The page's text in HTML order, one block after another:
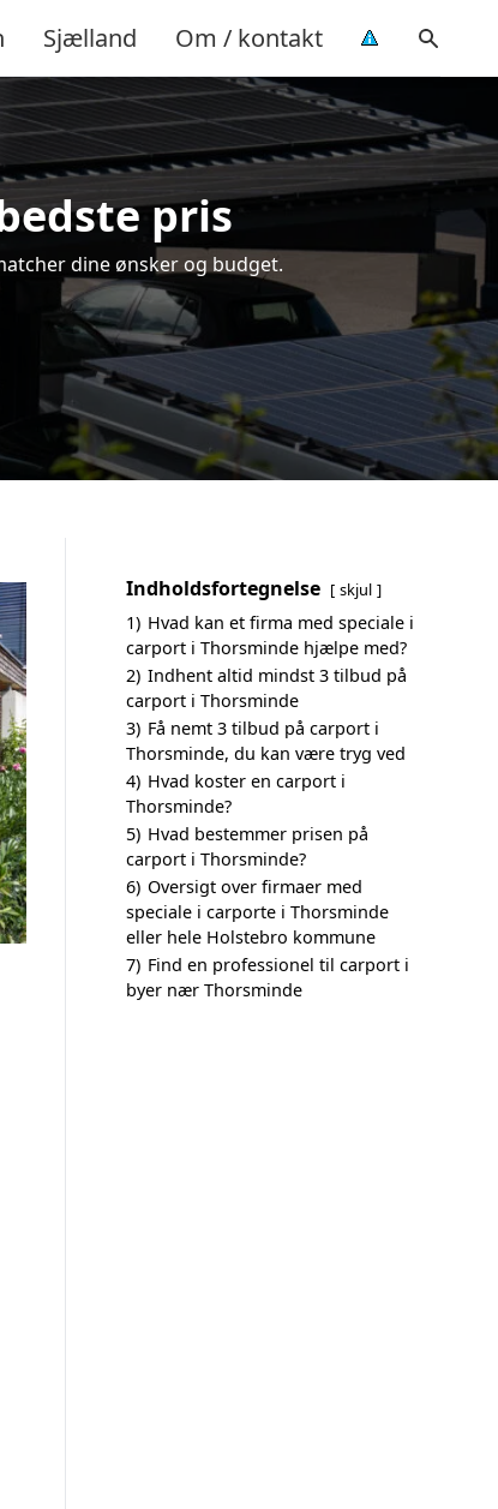
Sjælland Om / kontakt
pris
dine ønsker og budget.
Indholdsfortegnelse skjul
1) Hvad kan et firma med speciale i
carport i Thorsminde hjælpe med?
2) Indhent altid mindst 3 tilbud på
carport i Thorsminde
3) Få nemt 3 tilbud på carport i
Thorsminde, du kan være tryg ved
4) Hvad koster en carport i
Thorsminde?
5) Hvad bestemmer prisen på
carport i Thorsminde?
6) Oversigt over firmaer med
speciale i carporte i Thorsminde
eller hele Holstebro kommune
7) Find en professionel til carport i
byer nær Thorsminde